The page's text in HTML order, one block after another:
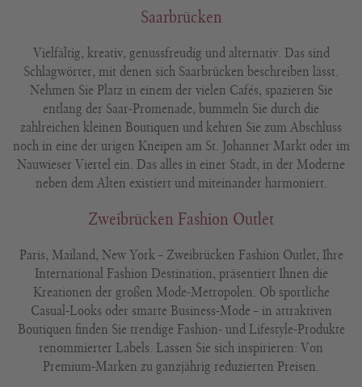
Saarbrücken
Vielfältig, kreativ, genussfreudig und alternativ. Das sind
Schlagwörter, mit denen sich Saarbrücken beschreiben lässt.
Nehmen Sie Platz in einem der vielen Cafés, spazieren Sie
entlang der Saar-Promenade, bummeln Sie durch die
zahlreichen kleinen Boutiquen und kehren Sie zum Abschluss
noch in eine der urigen Kneipen am St. Johanner Markt oder im
Nauwieser Viertel ein. Das alles in einer Stadt, in der Moderne
neben dem Alten existiert und miteinander harmoniert.
Zweibrücken Fashion Outlet
Paris, Mailand, New York – Zweibrücken Fashion Outlet, Ihre
International Fashion Destination, präsentiert Ihnen die
Kreationen der großen Mode-Metropolen. Ob sportliche
Casual-Looks oder smarte Business-Mode – in attraktiven
Boutiquen finden Sie trendige Fashion- und Lifestyle-Produkte
renommierter Labels. Lassen Sie sich inspirieren: Von
Premium-Marken zu ganzjährig reduzierten Preisen.